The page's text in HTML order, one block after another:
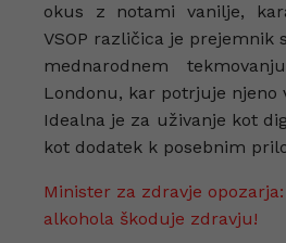
okus z notami vanilje,
VSOP različica je prejemnik
mednarodnem
Londonu, kar potrjuje njeno
Idealna je za uživanje kot
kot dodatek k posebnim
Minister za zdravje
alkohola škoduje zdravju!